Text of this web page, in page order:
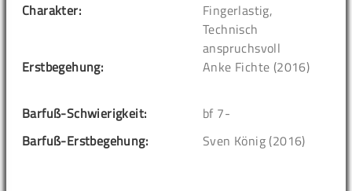
Charakter:
Fingerlastig,
Technisch
anspruchsvoll
Erstbegehung:
Anke Fichte (2016)
Barfuß-Schwierigkeit:
bf 7-
Barfuß-Erstbegehung:
Sven König (2016)